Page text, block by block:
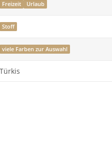
Freizeit Urlaub
Stoff
viele Farben zur Auswahl
Türkis